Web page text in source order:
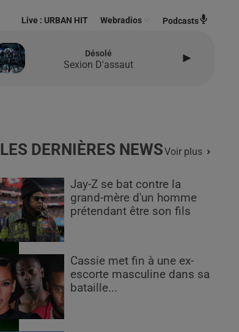
Live : URBAN HIT Webradios Podcasts
Désolé
Sexion D'assaut
LES DERNIÈRES NEWSVoir plus
Jay-Z se bat contre la
grand-mère d'un homme
prétendant être son fils
Cassie met fin à une ex-
escorte masculine dans sa
bataille...